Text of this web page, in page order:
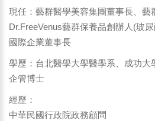
現任：藝群醫學美容集團董事長、藝
Dr.FreeVenus藝群保養品創辦人(玻
國際企業董事長
學歷：台北醫學大學醫學系、成功大
企管博士
經歷：
中華民國行政院政務顧問